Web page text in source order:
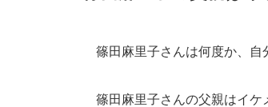
篠田麻里子さんは何度か、自
篠田麻里子さんの父親はイ